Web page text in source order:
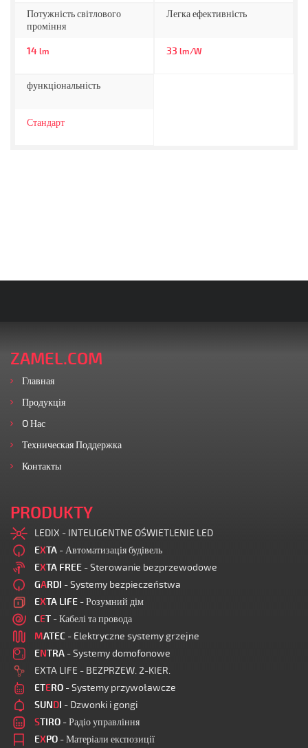
Потужність світлового
проміння
14 lm
Легка ефективність
33 lm/W
функціональність
Стандарт
ZAMEL.COM
Главная
Продукція
O Нас
Техническая Поддержка
Контакты
PRODUKTY
LEDIX - INTELIGENTNE OŚWIETLENIE LED
EXTA - Автоматизація будівель
EXTA FREE - Sterowanie bezprzewodowe
GARDI - Systemy bezpieczeństwa
EXTA LIFE - Розумний дім
CET - Кабелі та провода
MATEC - Elektryczne systemy grzejne
ENTRA - Systemy domofonowe
EXTA LIFE - BEZPRZEW. 2-KIER.
ETERO - Systemy przywoławcze
SUNDI - Dzwonki i gongi
STIRO - Радіо управління
EXPO - Матеріали експозиції